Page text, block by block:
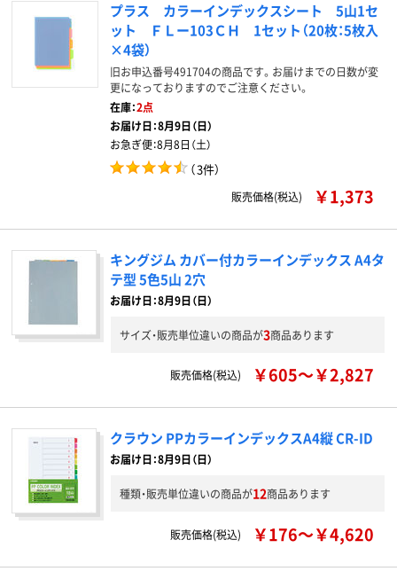
プラス カラーインデックスシート 5山1セ
ット ＦＬー103ＣＨ 1セット（20枚：5枚入
×4袋）
旧お申込番号491704の商品です。お届けまでの日数が変
更になっておりますのでご注意ください。
在庫：2点
お届け日：8月9日（日）
お急ぎ便：8月8日（土）
（3件）
販売価格(税込) ￥1,373
キングジム カバー付カラーインデックス A4タ
テ型 5色5山 2穴
お届け日：8月9日（日）
サイズ・販売単位違いの商品が3商品あります
販売価格(税込) ￥605～￥2,827
クラウン PPカラーインデックスA4縦 CR-ID
お届け日：8月9日（日）
種類・販売単位違いの商品が12商品あります
販売価格(税込) ￥176～￥4,620